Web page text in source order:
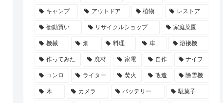
キャンプ アウトドア 植物 レストア
衝動買い リサイクルショップ 家庭菜園
機械 畑 料理 車 溶接機
作ってみた 廃材 家電 自作 ナイフ
コンロ ライター 焚火 改造 除雪機
木 カメラ バッテリー 駄菓子